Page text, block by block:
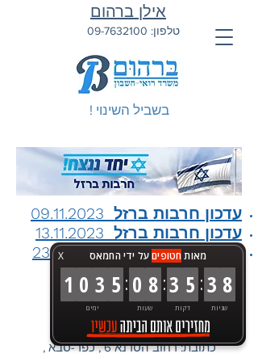
טלפון: 09-7632100
אילן ברהום
בשביל השינוי !
עדכון חרבות ברזל 09.11.2023
עדכון חרבות ברזל 13.11.2023
עדכון חרבות ברזל 23.11.2023
טלפון:09-7632100
פקס: 09-7673579
כתובת: רחוב הסדנא 6 , כפר-סבא ,
X מאותחטופיםעל ידי החמאס
1 0 3 5
ימים
: 0 8
שעות
:3 5
דקות
:3 8
שניות